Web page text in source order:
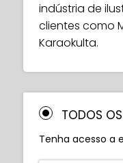
indústria de
clientes como
Karaokulta.
TODOS
Tenha acesso a